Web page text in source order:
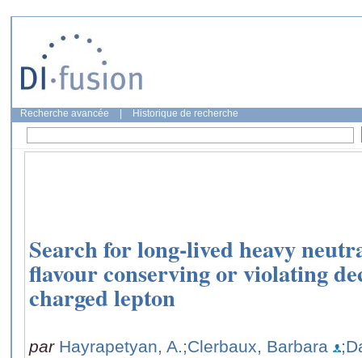
Recherche avancée Historique de recherche
Search for long-lived heavy
flavour conserving or violating
charged lepton
par Hayrapetyan, A.;Clerbaux, Barbara